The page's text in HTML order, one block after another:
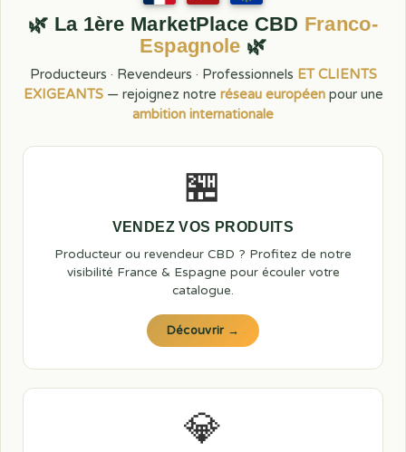
🌿 La 1ère MarketPlace CBD Franco-
Espagnole 🌿
Producteurs · Revendeurs · Professionnels ET CLIENTS
EXIGEANTS— rejoignez notre réseau européenpour une
ambition internationale
🏪
VENDEZ VOS PRODUITS
Producteur ou revendeur CBD ? Profitez de notre
visibilité France & Espagne pour écouler votre
catalogue.
Découvrir →
💎